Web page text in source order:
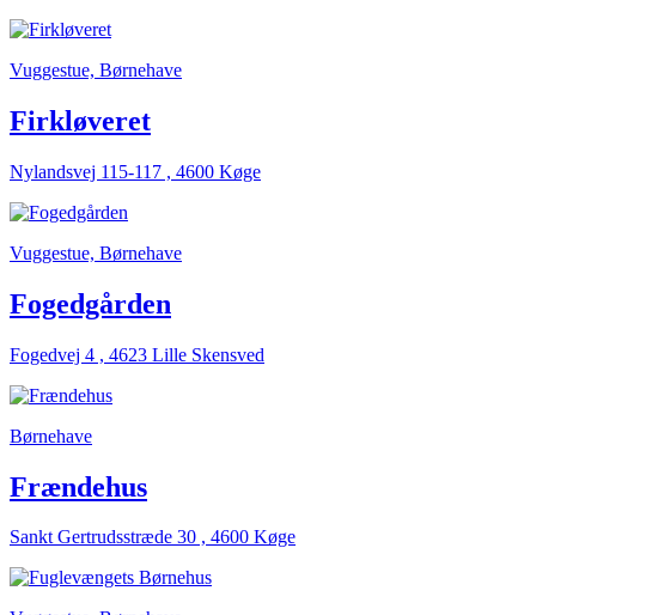
Vuggestue, Børnehave
Firkløveret
Nylandsvej 115-117 , 4600 Køge
Vuggestue, Børnehave
Fogedgården
Fogedvej 4 , 4623 Lille Skensved
Børnehave
Frændehus
Sankt Gertrudsstræde 30 , 4600 Køge